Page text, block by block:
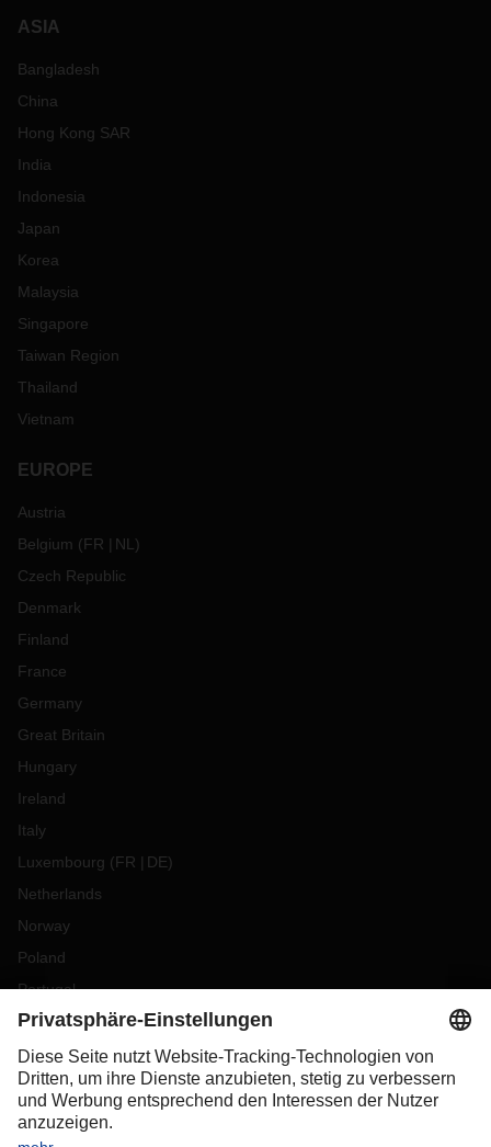
ASIA
Bangladesh
China
Hong Kong SAR
India
Indonesia
Japan
Korea
Malaysia
Singapore
Taiwan Region
Thailand
Vietnam
EUROPE
Austria
Belgium (FR NL )
Czech Republic
Denmark
Finland
France
Germany
Great Britain
Hungary
Ireland
Italy
Luxembourg (FR DE)
Netherlands
Norway
Poland
Portugal
Romania
Slovakia
Spain
Sweden